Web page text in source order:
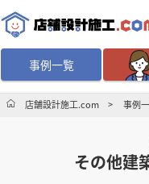
事例一覧
無料相談
デザイン設計・施工 業
店舗設計施工.com 事例
その他建